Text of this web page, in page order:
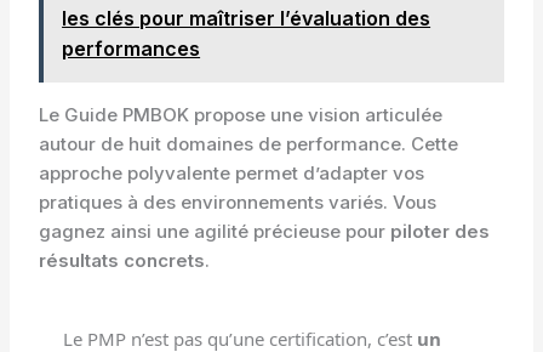
les clés pour maîtriser l’évaluation des
performances
Le Guide PMBOK propose une vision articulée
autour de huit domaines de performance. Cette
approche polyvalente permet d’adapter vos
pratiques à des environnements variés. Vous
gagnez ainsi une agilité précieuse pour piloter des
résultats concrets.
Le PMP n’est pas qu’une certification, c’est un